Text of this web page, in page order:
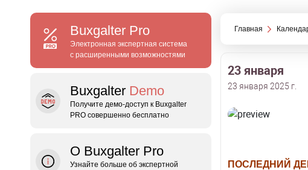
Buxgalter Pro
Электронная экспертная система
с расширенными возможностями
Buxgalter Demo
Получите демо‑доступ к Buxgalter
PRO совершенно бесплатно
О Buxgalter Pro
Узнайте больше об экспертной
Главная
23 января
23 января 2025 г.
ПОСЛЕДНИЙ